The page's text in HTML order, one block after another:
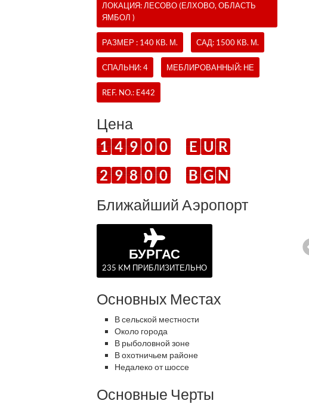
ЛОКАЦИЯ: ЛЕСОВО (ЕЛХОВО, ОБЛАСТЬ
ЯМБОЛ )
РАЗМЕР : 140 КВ. М. САД: 1500 КВ. М.
СПАЛЬНИ: 4 МЕБЛИРОВАННЫЙ: НЕ
REF. NO.: E442
Цена
1 4 9 0 0 E U R
2 9 8 0 0 B G N
Ближайший Аэропорт
БУРГАС
235 KM ПРИБЛИЗИТЕЛЬНО
Основных Местах
В сельской местности
Около города
В рыболовной зоне
В охотничьем районе
Недалеко от шоссе
Основные Черты